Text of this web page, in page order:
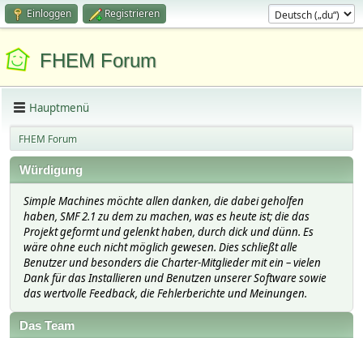
Einloggen Registrieren
FHEM Forum
Hauptmenü
FHEM Forum
Würdigung
Simple Machines möchte allen danken, die dabei geholfen
haben, SMF 2.1 zu dem zu machen, was es heute ist; die das
Projekt geformt und gelenkt haben, durch dick und dünn. Es
wäre ohne euch nicht möglich gewesen. Dies schließt alle
Benutzer und besonders die Charter-Mitglieder mit ein – vielen
Dank für das Installieren und Benutzen unserer Software sowie
das wertvolle Feedback, die Fehlerberichte und Meinungen.
Das Team